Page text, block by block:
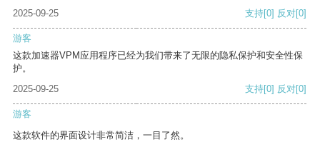
2025-09-25
支持[0] 反对[0]
游客
这款加速器VPM应用程序已经为我们带来了无限的隐私保护和安全性保
护。
2025-09-25
支持[0] 反对[0]
游客
这款软件的界面设计非常简洁，一目了然。